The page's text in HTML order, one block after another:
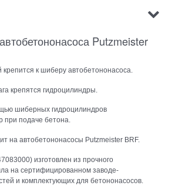
Putzmeister
к шиберу автобетононасоса.
крепятся гидроцилиндры.
шиберных гидроцилиндров
при подаче бетона.
на автобетононасосы Putzmeister BRF.
изготовлен из прочного
на сертифицированном заводе-
и комплектующих для бетононасосов.